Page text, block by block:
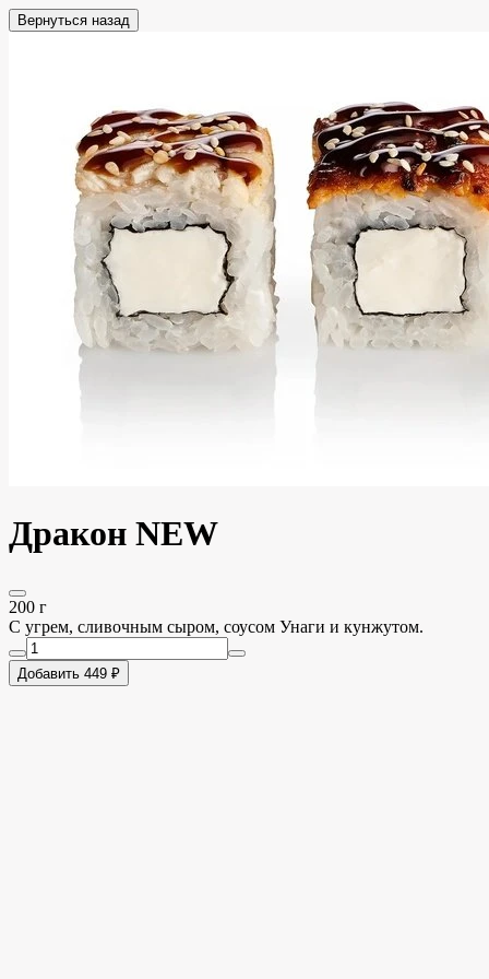
Вернуться назад
Дракон NEW
200 г
C угрем, сливочным сыром, соусом Унаги и кунжутом.
Добавить 449 ₽